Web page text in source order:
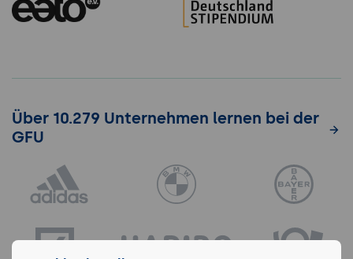
Über 10.279 Unternehmen lernen bei der
GFU